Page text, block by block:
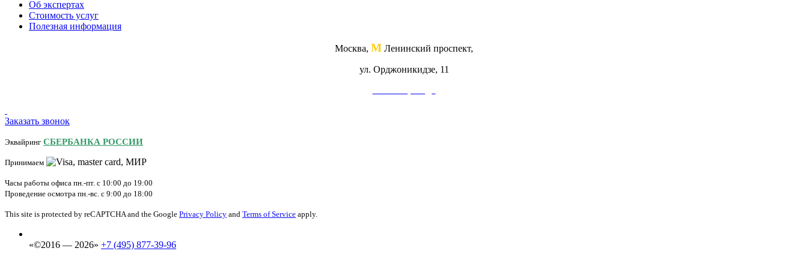
Об экспертах
Стоимость услуг
Полезная информация
Москва, М Ленинский проспект,
ул. Орджоникидзе, 11
Заказать звонок
Эквайринг СБЕРБАНКА РОССИИ
Принимаем
Часы работы офиса пн.-пт. с 10:00 до 19:00
Проведение осмотра пн.-вс. с 9:00 до 18:00
This site is protected by reCAPTCHA and the Google Privacy Policy and Terms of Service apply.
«©2016 — 2026» +7 (495) 877-39-96